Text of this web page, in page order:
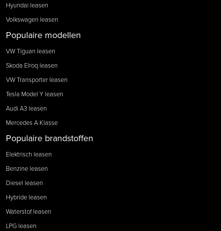
Hyundai leasen
Volkswagen leasen
Populaire modellen
VW Tiguan leasen
Skoda Elroq leasen
VW Transporter leasen
Tesla Model Y leasen
Audi A3 leasen
Mercedes A Klasse
Populaire brandstoffen
Elektrisch leasen
Benzine leasen
Diesel leasen
Hybride leasen
Waterstof leasen
LPG leasen